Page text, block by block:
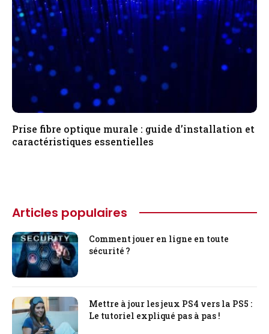
Prise fibre optique murale : guide d’installation et
caractéristiques essentielles
Articles populaires
Comment jouer en ligne en toute
sécurité ?
Mettre à jour les jeux PS4 vers la PS5 :
Le tutoriel expliqué pas à pas !